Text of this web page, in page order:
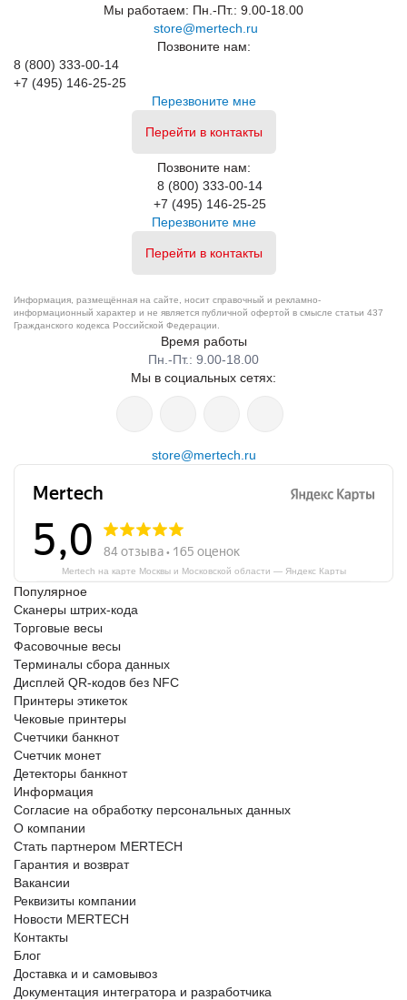
Мы работаем: Пн.-Пт.: 9.00-18.00
store@mertech.ru
Позвоните нам:
8 (800) 333-00-14
+7 (495) 146-25-25
Перезвоните мне
Перейти в контакты
Позвоните нам:
8 (800) 333-00-14
+7 (495) 146-25-25
Перезвоните мне
Перейти в контакты
Информация, размещённая на сайте, носит справочный и рекламно-
информационный характер и не является публичной офертой в смысле статьи 437
Гражданского кодекса Российской Федерации.
Время работы
Пн.-Пт.: 9.00-18.00
Мы в социальных сетях:
store@mertech.ru
Mertech на карте Москвы и Московской области — Яндекс Карты
Популярное
Сканеры штрих-кода
Торговые весы
Фасовочные весы
Терминалы сбора данных
Дисплей QR-кодов без NFC
Принтеры этикеток
Чековые принтеры
Счетчики банкнот
Счетчик монет
Детекторы банкнот
Информация
Согласие на обработку персональных данных
О компании
Стать партнером MERTECH
Гарантия и возврат
Вакансии
Реквизиты компании
Новости MERTECH
Контакты
Блог
Доставка и и самовывоз
Документация интегратора и разработчика